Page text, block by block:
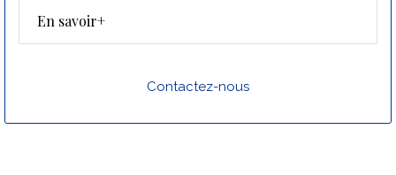
En savoir+
Contactez-nous